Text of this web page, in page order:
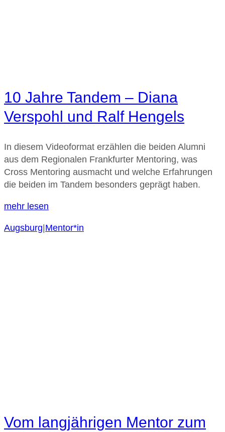
10 Jahre Tandem – Diana
Verspohl und Ralf Hengels
In diesem Videoformat erzählen die beiden Alumni
aus dem Regionalen Frankfurter Mentoring, was
Cross Mentoring ausmacht und welche Erfahrungen
die beiden im Tandem besonders geprägt haben.
mehr lesen
Augsburg Mentor*in
Vom langjährigen Mentor zum